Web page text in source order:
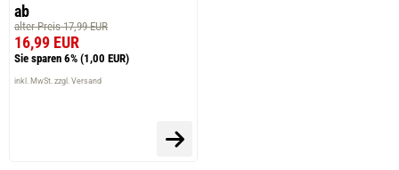
ab
alter Preis 17,99 EUR
16,99 EUR
Sie sparen 6% (1,00 EUR)
inkl. MwSt. zzgl. Versand